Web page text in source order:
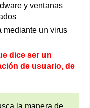
y ventanas
mediante un virus
dice ser un
de usuario, de